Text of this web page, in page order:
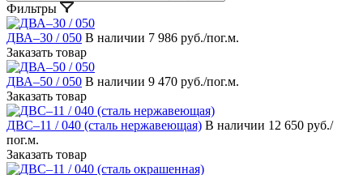
Фильтры
ДВА–30 / 050 В наличии 7 986 руб./пог.м.
Заказать товар
ДВА–50 / 050 В наличии 9 470 руб./пог.м.
Заказать товар
ДВС–11 / 040 (сталь нержавеющая) В наличии 12 650 руб./
пог.м.
Заказать товар